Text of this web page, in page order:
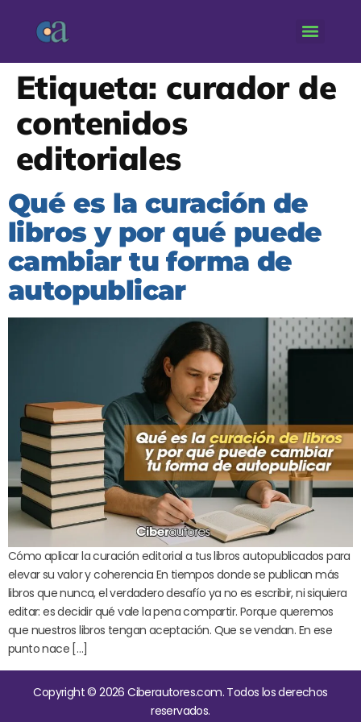
Etiqueta: curador de
contenidos
editoriales
Qué es la curación de
libros y por qué puede
cambiar tu forma de
autopublicar
Cómo aplicar la curación editorial a tus libros autopublicados para
elevar su valor y coherencia En tiempos donde se publican más
libros que nunca, el verdadero desafío ya no es escribir, ni siquiera
editar: es decidir qué vale la pena compartir. Porque queremos
que nuestros libros tengan aceptación. Que se vendan. En ese
punto nace […]
Copyright © 2026 Ciberautores.com. Todos los derechos
reservados.